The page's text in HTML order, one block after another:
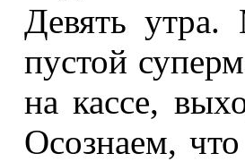
Девять
пустой
на кассе,
Осознаем,